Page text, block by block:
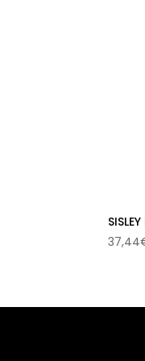
37,44